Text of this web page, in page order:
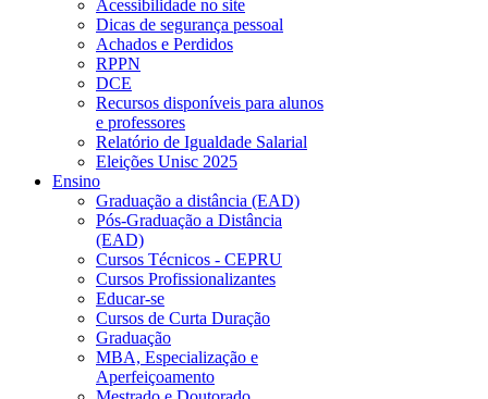
Acessibilidade no site
Dicas de segurança pessoal
Achados e Perdidos
RPPN
DCE
Recursos disponíveis para alunos
e professores
Relatório de Igualdade Salarial
Eleições Unisc 2025
Ensino
Graduação a distância (EAD)
Pós-Graduação a Distância
(EAD)
Cursos Técnicos - CEPRU
Cursos Profissionalizantes
Educar-se
Cursos de Curta Duração
Graduação
MBA, Especialização e
Aperfeiçoamento